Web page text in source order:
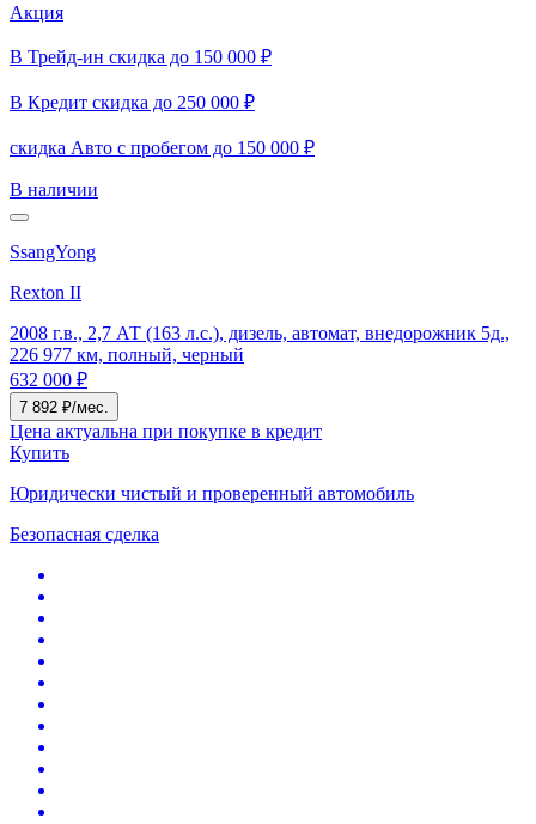
Акция
В Трейд-ин скидка до 150 000 ₽
В Кредит скидка до 250 000 ₽
скидка Авто с пробегом до 150 000 ₽
В наличии
SsangYong
Rexton II
2008 г.в., 2,7 АТ (163 л.с.), дизель, автомат, внедорожник 5д.,
226 977 км, полный, черный
632 000 ₽
7 892 ₽/мес.
Цена актуальна при покупке в кредит
Купить
Юридически чистый и проверенный автомобиль
Безопасная сделка